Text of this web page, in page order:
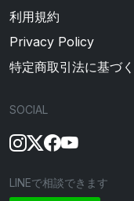
利用規約
Privacy Policy
特定商取引法に基づ
SOCIAL
LINEで相談できます